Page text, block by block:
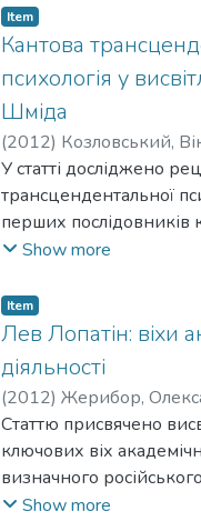
що погляди С.
веданту формувалися
Ф. Геґеля, Т.
були виразно
європоцентричними.
Item
Кантова
психологія у
Шміда
(2012) Козловський,
У статті досліджено
трансцендентальної
перших послідовників
філософії Карлом
Show more
Item
Лев Лопатін: віхи
діяльності
(2012) Жерибор,
Статтю присвячено
ключових віх
визначного російського
мислителя кінця ХІХ –
Show more